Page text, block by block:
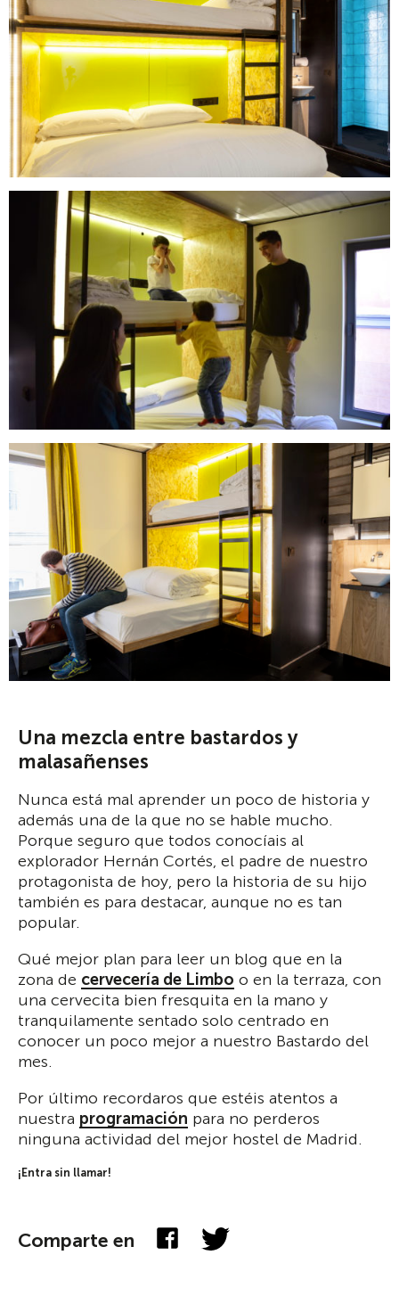
Una mezcla entre bastardos y
malasañenses
Nunca está mal aprender un poco de historia y
además una de la que no se hable mucho.
Porque seguro que todos conocíais al
explorador Hernán Cortés, el padre de nuestro
protagonista de hoy, pero la historia de su hijo
también es para destacar, aunque no es tan
popular.
Qué mejor plan para leer un blog que en la
zona de cervecería de Limbo o en la terraza, con
una cervecita bien fresquita en la mano y
tranquilamente sentado solo centrado en
conocer un poco mejor a nuestro Bastardo del
mes.
Por último recordaros que estéis atentos a
nuestra programación para no perderos
ninguna actividad del mejor hostel de Madrid.
¡Entra sin llamar!
Comparte en